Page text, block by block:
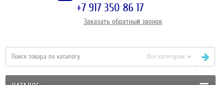
+7 917 350 86 17
Заказать обратный звонок
Все категории